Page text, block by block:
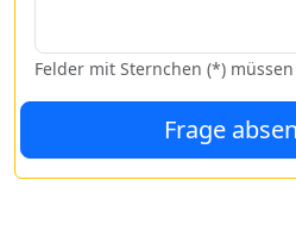
Felder mit Sternchen (*)
Frage